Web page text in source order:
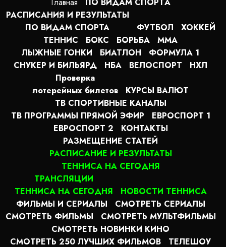
РАСПИСАНИЯ И РЕЗУЛЬТАТЫ
ПО ВИДАМ СПОРТА
ФУТБОЛ
ХОККЕЙ
ТЕННИС
БОКС БОРЬБА
MMA
ЛЫЖНЫЕ ГОНКИ
БИАТЛОН
ФОРМУЛА 1
СНУКЕР И БИЛЬЯРД
НБА ВЕЛОСПОРТ
НХЛ
Проверка
лотерейных билетов
КУРСЫ ВАЛЮТ
ТВ СПОРТИВНЫЕ КАНАЛЫ
ТВ ПРОГРАММЫ ПРЯМОЙ ЭФИР
ЕВРОСПОРТ 1
ЕВРОСПОРТ 2
КОНТАКТЫ
РАЗМЕЩЕНИЕ СТАТЕЙ
РАСПИСАНИЕ И РЕЗУЛЬТАТЫ
ТЕННИСА НА СЕГОДНЯ
ТРАНСЛЯЦИИ
ТЕННИСА НА СЕГОДНЯ
НОВОСТИ ТЕННИСА
ФИЛЬМЫ И СЕРИАЛЫ
СМОТРЕТЬ СЕРИАЛЫ
СМОТРЕТЬ ФИЛЬМЫ
СМОТРЕТЬ МУЛЬТФИЛЬМЫ
СМОТРЕТЬ НОВИНКИ КИНО
СМОТРЕТЬ 250 ЛУЧШИХ ФИЛЬМОВ
ТЕЛЕШОУ